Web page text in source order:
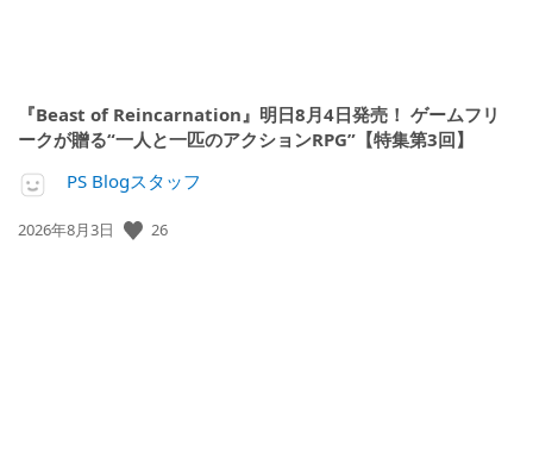
『Beast of Reincarnation』明日8月4日発売！ ゲームフリ
ークが贈る“一人と一匹のアクションRPG”【特集第3回】
PS Blogスタッフ
公
2026年8月3日 26